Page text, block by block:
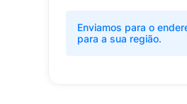
Enviamos para o
para a sua região.